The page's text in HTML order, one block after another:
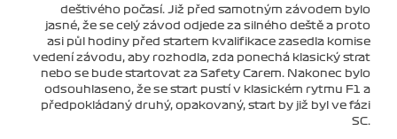
deštivého počasí. Již před samotným závodem bylo
jasné, že se celý závod odjede za silného deště a proto
asi půl hodiny před startem kvalifikace zasedla komise
vedení závodu, aby rozhodla, zda ponechá klasický strat
nebo se bude startovat za Safety Carem. Nakonec bylo
odsouhlaseno, že se start pustí v klasickém rytmu F1 a
předpokládaný druhý, opakovaný, start by již byl ve fázi
SC.